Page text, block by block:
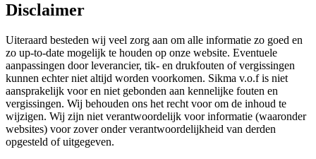
Disclaimer
Uiteraard besteden wij veel zorg aan om alle informatie zo goed en
zo up-to-date mogelijk te houden op onze website. Eventuele
aanpassingen door leverancier, tik- en drukfouten of vergissingen
kunnen echter niet altijd worden voorkomen. Sikma v.o.f is niet
aansprakelijk voor en niet gebonden aan kennelijke fouten en
vergissingen. Wij behouden ons het recht voor om de inhoud te
wijzigen. Wij zijn niet verantwoordelijk voor informatie (waaronder
websites) voor zover onder verantwoordelijkheid van derden
opgesteld of uitgegeven.